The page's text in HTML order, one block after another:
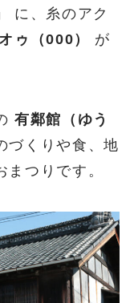
に、糸のアク
ゥ（000）
が
有鄰館（ゆう
づくりや食、地
つりです。